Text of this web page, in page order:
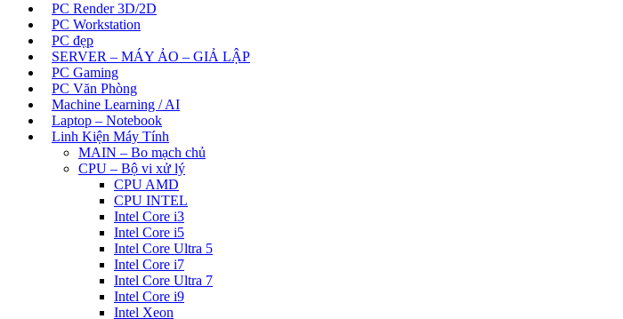
PC Render 3D/2D
PC Workstation
PC đẹp
SERVER – MÁY ẢO – GIẢ LẬP
PC Gaming
PC Văn Phòng
Machine Learning / AI
Laptop – Notebook
Linh Kiện Máy Tính
MAIN – Bo mạch chủ
CPU – Bộ vi xử lý
CPU AMD
CPU INTEL
Intel Core i3
Intel Core i5
Intel Core Ultra 5
Intel Core i7
Intel Core Ultra 7
Intel Core i9
Intel Xeon